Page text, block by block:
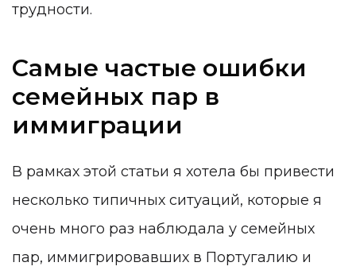
трудности.
Самые частые ошибки
семейных пар в
иммиграции
В рамках этой статьи я хотела бы привести
несколько типичных ситуаций, которые я
очень много раз наблюдала у семейных
пар, иммигрировавших в Португалию и